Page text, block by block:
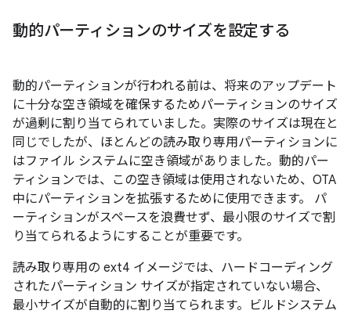
動的パーティションのサイズを設定する
動的パーティションが行われる前は、将来のアップデート
に十分な空き領域を確保するためパーティションのサイズ
が過剰に割り当てられていました。実際のサイズは現在と
同じでしたが、ほとんどの読み取り専用パーティションに
はファイル システムに空き領域がありました。動的パー
ティションでは、この空き領域は使用されないため、OTA
中にパーティションを拡張するために使用できます。 パ
ーティションがスペースを浪費せず、最小限のサイズで割
り当てられるようにすることが重要です。
読み取り専用の ext4 イメージでは、ハードコーディング
されたパーティション サイズが指定されていない場合、
最小サイズが自動的に割り当てられます。ビルドシステム